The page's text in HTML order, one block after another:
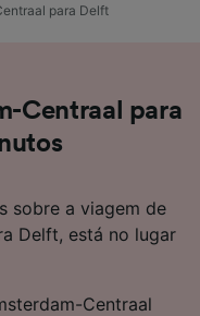
para Delft
Centraal para
sobre a viagem de
Delft, está no lugar
Centraal